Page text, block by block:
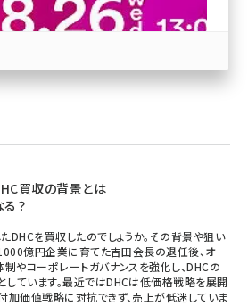
買収の背景とは
？
DHCを買収したのでしょうか。その背景や狙い
億円企業に育てた吉田会長の退任後、オ
制やコーポレートガバナンスを強化し、DHCの
ています。最近ではDHCは低価格戦略を展開
加価値戦略に対抗できず、売上が低迷していま